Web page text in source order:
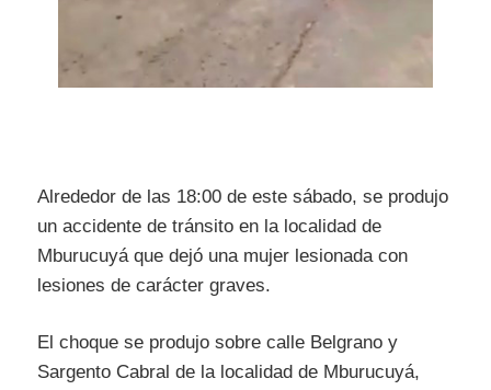
Alrededor de las 18:00 de este sábado, se produjo
un accidente de tránsito en la localidad de
Mburucuyá que dejó una mujer lesionada con
lesiones de carácter graves.
El choque se produjo sobre calle Belgrano y
Sargento Cabral de la localidad de Mburucuyá,